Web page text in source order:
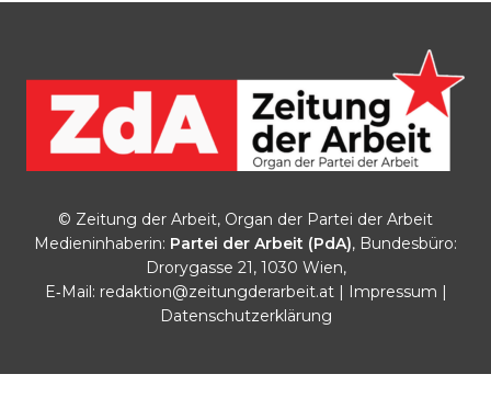
© Zeitung der Arbeit, Organ der Partei der Arbeit
Medieninhaberin: Partei der Arbeit (PdA), Bundesbüro:
Drorygasse 21, 1030 Wien,
E‑Mail: redaktion@zeitungderarbeit.at| Impressum |
Datenschutzerklärung